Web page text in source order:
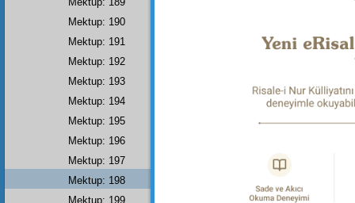
Mektup: 190
Mektup: 191
Mektup: 192
Mektup: 193
Mektup: 194
Mektup: 195
Mektup: 196
Mektup: 197
Mektup: 198
Mektup: 199